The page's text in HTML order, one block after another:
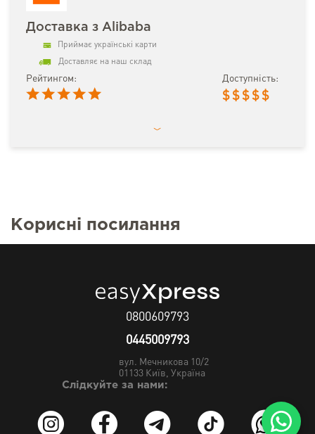
Доставка з Alibaba
Приймає українські карти
Доставляє на наш склад
Рейтингом: Доступність:
$ $ $ $ $
Корисні посилання
0800609793
0445009793
вул. Мечникова 10/2
01133 Київ, Україна
Слідкуйте за нами: